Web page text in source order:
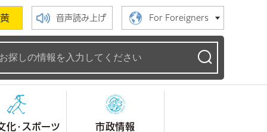
黄 音声読み上げ For Foreigners
化・スポーツ 市政情報